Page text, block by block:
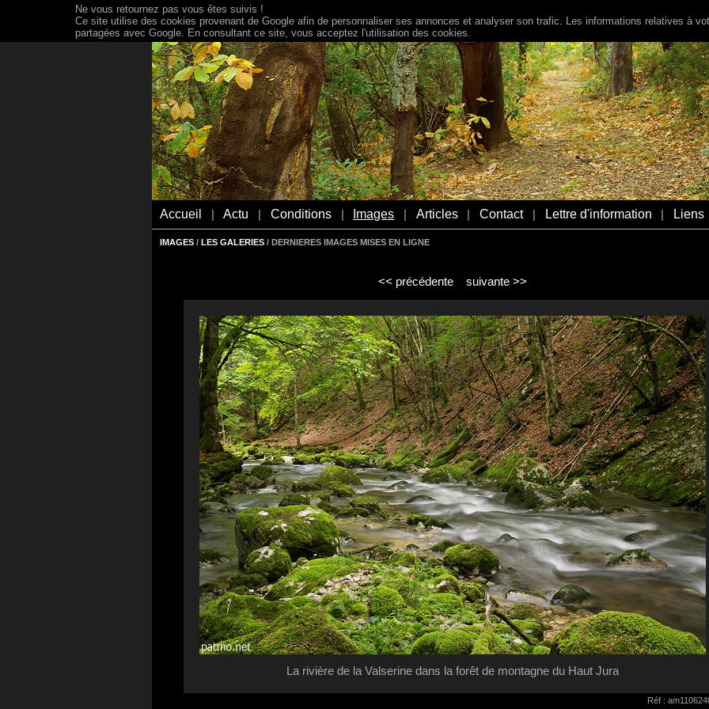
Accueil Actu Conditions Images Articles Contact Lettre d'information Liens
IMAGES / LES GALERIES / DERNIERES IMAGES MISES EN LIGNE
<< précédente suivante >>
La rivière de la Valserine dans la forêt de montagne du Haut Jura
Réf :
Ne vous retournez pas vous êtes suivis !
Ce site utilise des cookies provenant de Google afin de personnaliser ses annonces et analyser son trafic. Les informations relatives à
partagées avec Google. En consultant ce site, vous acceptez l'utilisation des cookies.